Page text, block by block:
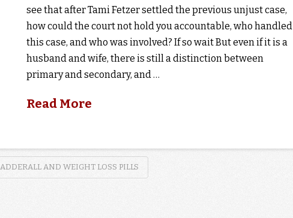
see that after Tami Fetzer settled the previous unjust case,
how could the court not hold you accountable, who handled
this case, and who was involved? If so wait But even if it is a
husband and wife, there is still a distinction between
primary and secondary, and …
Read More
ADDERALL AND WEIGHT LOSS PILLS